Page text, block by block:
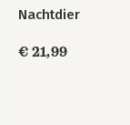
Nachtdier
€ 21,99